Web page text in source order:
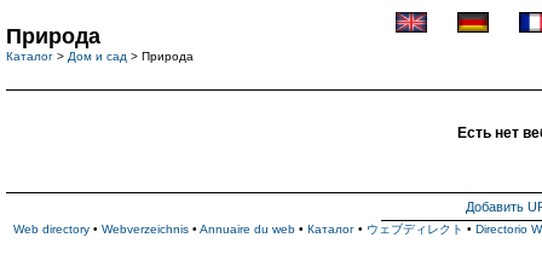
Природа
Каталог > Дом и сад > Природа
Есть нет
Добавить
Web directory • Webverzeichnis • Annuaire du web • Каталог • ウェブディレクト • Directorio